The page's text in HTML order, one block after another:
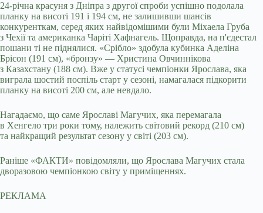
24-річна красуня з Дніпра з другої спроби успішно подолала
планку на висоті 191 і 194 см, не залишивши шансів
конкуренткам, серед яких найвідомішими були Міхаела Груба
з Чехії та американка Чаріті Хафнагель. Щоправда, на п'єдестал
пошани ті не піднялися. «Срібло» здобула кубинка Аделіна
Брісон (191 см), «бронзу» — Христина Овчиннікова
з Казахстану (188 см). Вже у статусі чемпіонки Ярослава, яка
виграла шостий поспіль старт у сезоні, намагалася підкорити
планку на висоті 200 см, але невдало.
Нагадаємо, що саме Ярославі Магучих, яка перемагала
в Хенгело три роки тому, належить світовий рекорд (210 см)
та найкращий результат сезону у світі (203 см).
Раніше «ФАКТИ» повідомляли, що Ярослава Магучих стала
дворазовою чемпіонкою світу у приміщеннях.
РЕКЛАМА